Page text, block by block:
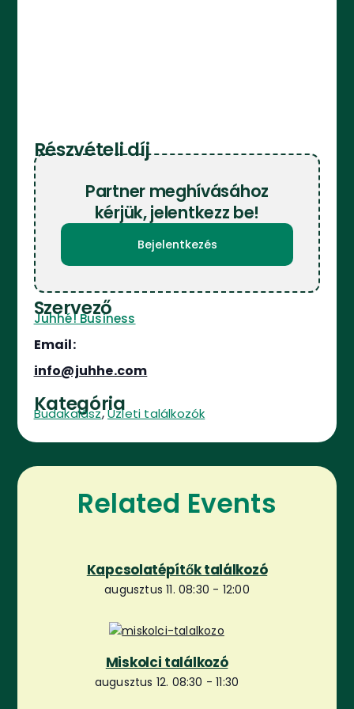
Részvételi díj
Partner meghívásához
kérjük, jelentkezz be!
Bejelentkezés
Szervező
Juhhé! Business
Email:
info@juhhe.com
Kategória
Budakalász,Üzleti találkozók
Related Events
Kapcsolatépítők találkozó
augusztus 11. 08:30 - 12:00
Miskolci találkozó
augusztus 12. 08:30 -11:30